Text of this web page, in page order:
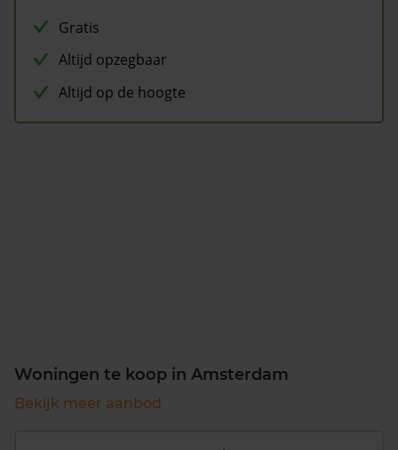
Gratis
Altijd opzegbaar
Altijd op de hoogte
Woningen te koop in Amsterdam
Bekijk meer aanbod